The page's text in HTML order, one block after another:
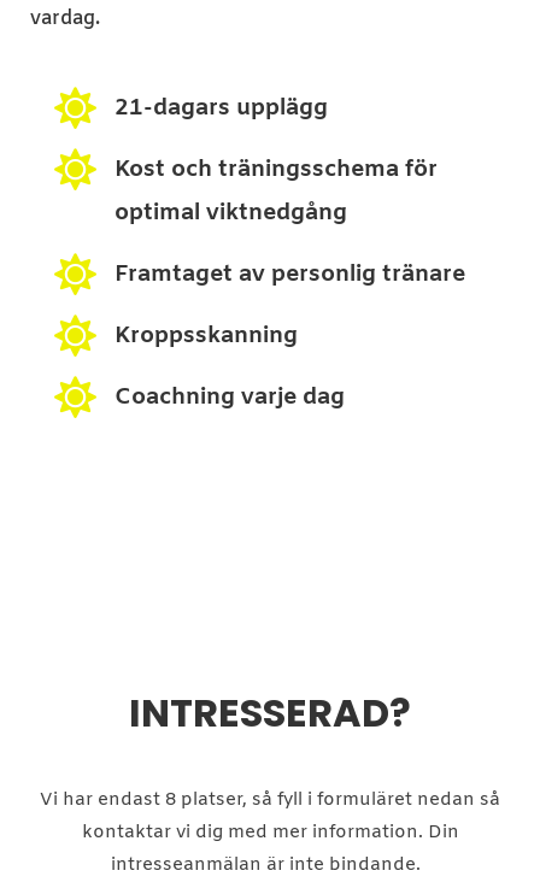
vardag.
 21-dagars upplägg

Kost och träningsschema för
optimal viktnedgång
 Framtaget av personlig tränare
 Kroppsskanning
 Coachning varje dag
INTRESSERAD?
Vi har endast 8 platser, så fyll i formuläret nedan så
kontaktar vi dig med mer information. Din
intresseanmälan är inte bindande.